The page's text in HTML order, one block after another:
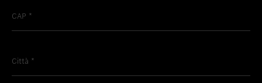
CAP *
Città *